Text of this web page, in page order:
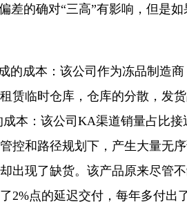
差的确对“三高”有影响，但是
成本：该公司作为冻品制造
赁临时仓库，仓库的分散，发
本：该公司KA渠道销量占比
控和路径规划下，产生大量
出现了缺货。该产品原来尽管
2%点的延迟交付，每年多付